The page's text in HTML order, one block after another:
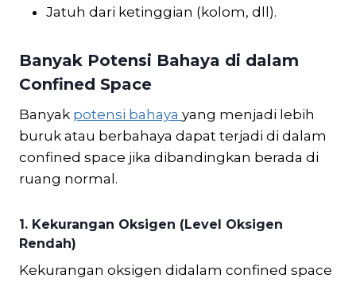
Jatuh dari ketinggian (kolom, dll).
Banyak Potensi Bahaya di dalam
Confined Space
Banyak potensi bahaya yang menjadi lebih
buruk atau berbahaya dapat terjadi di dalam
confined space jika dibandingkan berada di
ruang normal.
1. Kekurangan Oksigen (Level Oksigen
Rendah)
Kekurangan oksigen didalam confined space